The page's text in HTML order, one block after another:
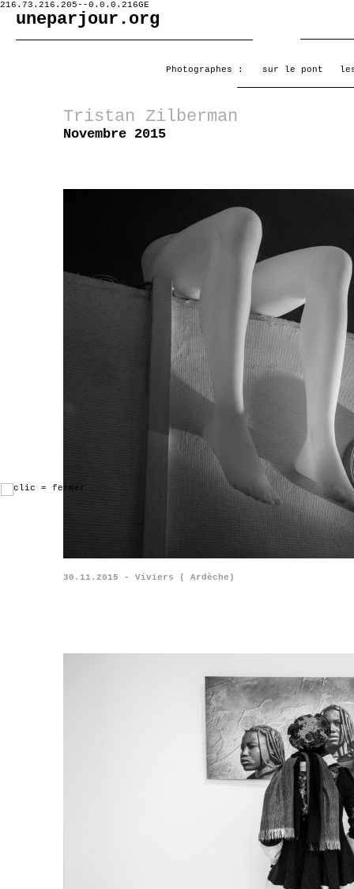
216.73.216.205--0.0.0.216GE
uneparjour.org
Photographes : sur le pont
Tristan Zilberman
Novembre 2015
30.11.2015 - Viviers ( Ardèche)